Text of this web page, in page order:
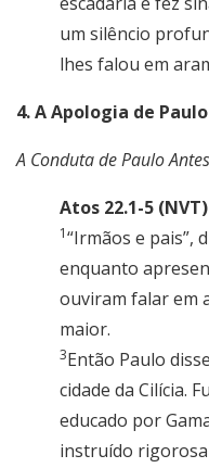
um silêncio
lhes falou em
4. A Apologia de Paulo
A Conduta de Paulo
Atos 22.1-5 (NVT)
1“Irmãos e pais”,
enquanto
ouviram falar em
maior.
3Então Paulo
cidade da Cilícia.
educado por
instruído